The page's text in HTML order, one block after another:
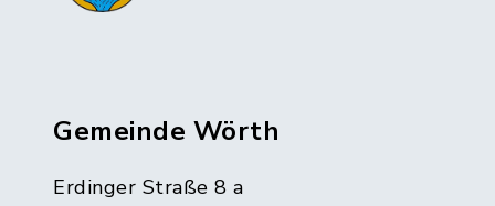
Gemeinde Wörth
Erdinger Straße 8 a